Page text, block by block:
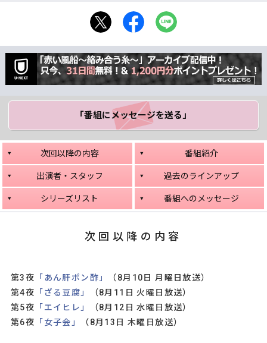
「番組にメッセージを送る」
次回以降の内容 番組紹介
出演者・スタッフ 過去のラインアップ
シリーズリスト 番組へのメッセージ
次回以降の内容
第3夜 「あん肝ポン酢」
（8月10日 月曜日放送）
第4夜 「ざる豆腐」
（8月11日 火曜日放送）
第5夜 「エイヒレ」
（8月12日 水曜日放送）
第6夜 「女子会」 （8月13日 木曜日放送）